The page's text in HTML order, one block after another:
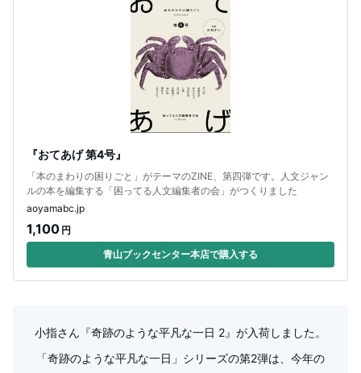
『おてあげ 第4号』
「本のまわりの困りごと」がテーマのZINE、第四弾です。人文ジャン
ルの本を編集する「困ってる人文編集者の会」がつくりました
aoyamabc.jp
1,100 円
青山ブックセンター本店で購入する
小指さん『奇跡のような平凡な一日 2』が入荷しました。
「奇跡のような平凡な一日」シリーズの第2弾は、今年の